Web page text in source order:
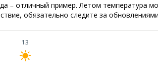
– отличный пример. Летом температура
обязательно следите за
13